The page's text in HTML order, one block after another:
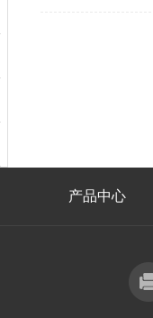
产品中心